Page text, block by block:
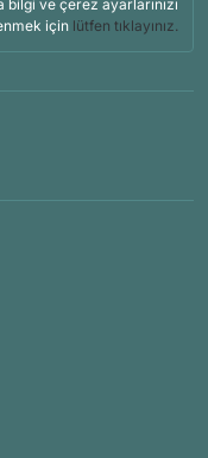
ve çerez ayarlarınızı
için lütfen tıklayınız.